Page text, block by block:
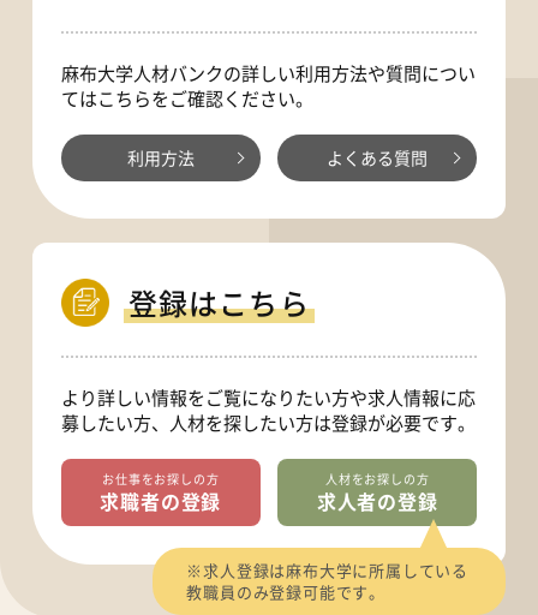
麻布大学人材バンクの詳しい利用方法や質問につい
てはこちらをご確認ください。
利用方法 よくある質問
登録はこちら
より詳しい情報をご覧になりたい方や求人情報に応
募したい方、人材を探したい方は登録が必要です。
お仕事をお探しの方
求職者の登録
人材をお探しの方
求人者の登録
※求人登録は麻布大学に所属している
教職員のみ登録可能です。